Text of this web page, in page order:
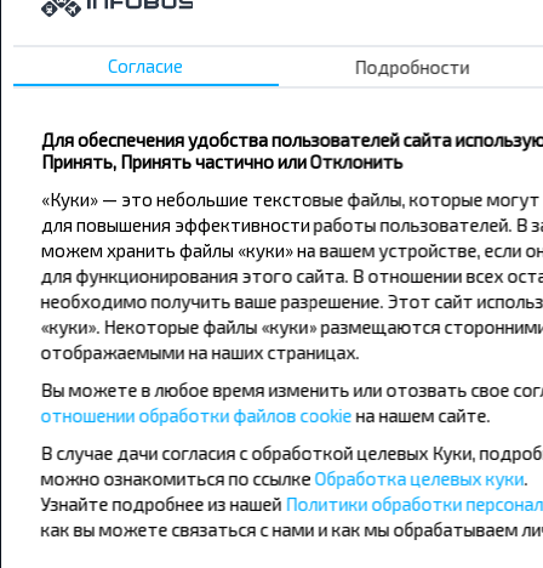
Минск - Москва
Сотрудничество
Страницы сайта
Юридическая информация
Связаться с нами
+375 33 390 00 07 (МТС)
info@infobus.by
Согласие Подробности
Для обеспечения удобства пользователей сайта
Принять, Принять частично или Отклонить
«Куки» — это небольшие текстовые файлы, которые могут
для повышения эффективности работы пользователей. В
можем хранить файлы «куки» на вашем устройстве, если
для функционирования этого сайта. В отношении всех
необходимо получить ваше разрешение. Этот сайт
«куки». Некоторые файлы «куки» размещаются
отображаемыми на наших страницах.
Вы можете в любое время изменить или отозвать свое
отношении обработки файлов cookieна нашем сайте.
В случае дачи согласия с обработкой целевых Куки,
можно ознакомиться по ссылкеОбработка целевых куки.
Узнайте подробнее из нашей Политики обработки
как вы можете связаться с нами и как мы обрабатываем